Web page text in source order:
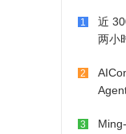
1
近
两小
2
3